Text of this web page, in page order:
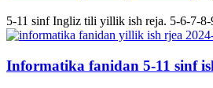
5-11 sinf Ingliz tili yillik ish reja. 5-6-7-
Informatika fanidan 5-11 sinf